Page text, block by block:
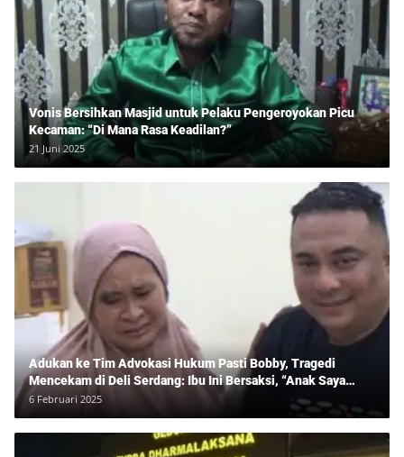
Vonis Bersihkan Masjid untuk Pelaku Pengeroyokan Picu
Kecaman: “Di Mana Rasa Keadilan?”
21 Juni 2025
Adukan ke Tim Advokasi Hukum Pasti Bobby, Tragedi
Mencekam di Deli Serdang: Ibu Ini Bersaksi, “Anak Saya
Ditangkap Tanpa Bukti dan Bukan Bandar Narkoba!”
6 Februari 2025